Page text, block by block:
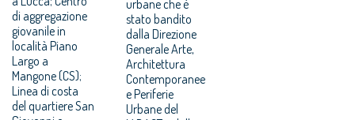
di aggregazione
giovanile in
località Piano
Largo a
Mangone (CS);
Linea di costa
del quartiere San
urbane che è
stato bandito
dalla Direzione
Generale Arte,
Architettura
Contemporanee
e Periferie
Urbane del